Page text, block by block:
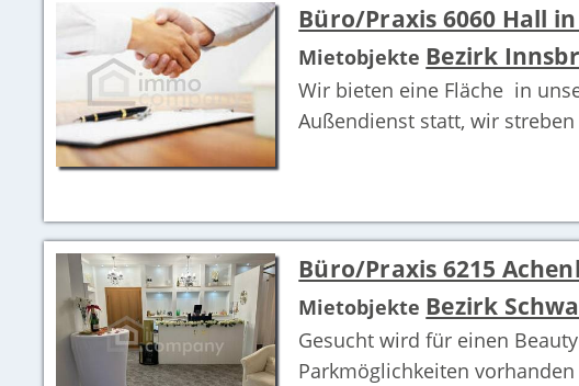
Büro/Praxis 6060 Hall
Mietobjekte Bezirk
Wir bieten eine Fläche in
Außendienst statt, wir
Büro/Praxis 6215
Mietobjekte Bezirk
Gesucht wird für einen
Parkmöglichkeiten